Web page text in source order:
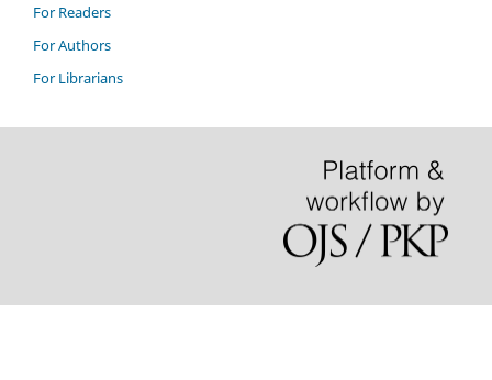
For Readers
For Authors
For Librarians